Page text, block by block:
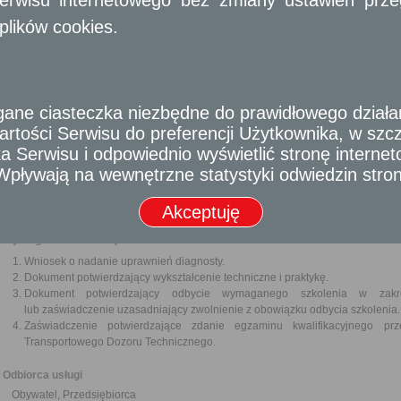
wyższe wykształcenie w obszarze nauk technicznych o
rok praktyki w stacji kontroli pojazdów lub w zakładzie
Z obowiązku odbycia szkolenia jest zwolniona osoba ubiegająca się o
technicznych, która ukończyła studia wyższe na kierunku studiów w
i umiejętności w zakresie diagnostyki samochodowej. Zwolnienie
dokumentów poświadczających ukończenie studiów wyższych.
Do okresu praktyki wlicza się praktykę objętą programem kształcenia na
w art. 86 ust. 1 ustawy Prawo o ruchu drogowym.
Wniosek o nadanie uprawnień diagnosty.
Dokument potwierdzający wykształcenie techniczne i praktykę.
Dokument potwierdzający odbycie wymaganego szkolenia w
lub zaświadczenie uzasadniający zwolnienie z obowiązku odbycia szkolenia.
Zaświadczenie potwierdzające zdanie egzaminu kwalifikacyjnego
Transportowego Dozoru Technicznego.
Odbiorca usługi
Obywatel, Przedsiębiorca
cookies.
ciasteczka niezbędne do prawidłowego
Serwisu do preferencji Użytkownika, w
Serwisu i odpowiednio wyświetlić stronę
na wewnętrzne statystyki odwiedzin stron
Akceptuję